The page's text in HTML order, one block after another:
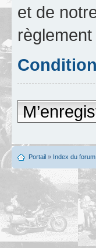
et de
Portail » Index du forum